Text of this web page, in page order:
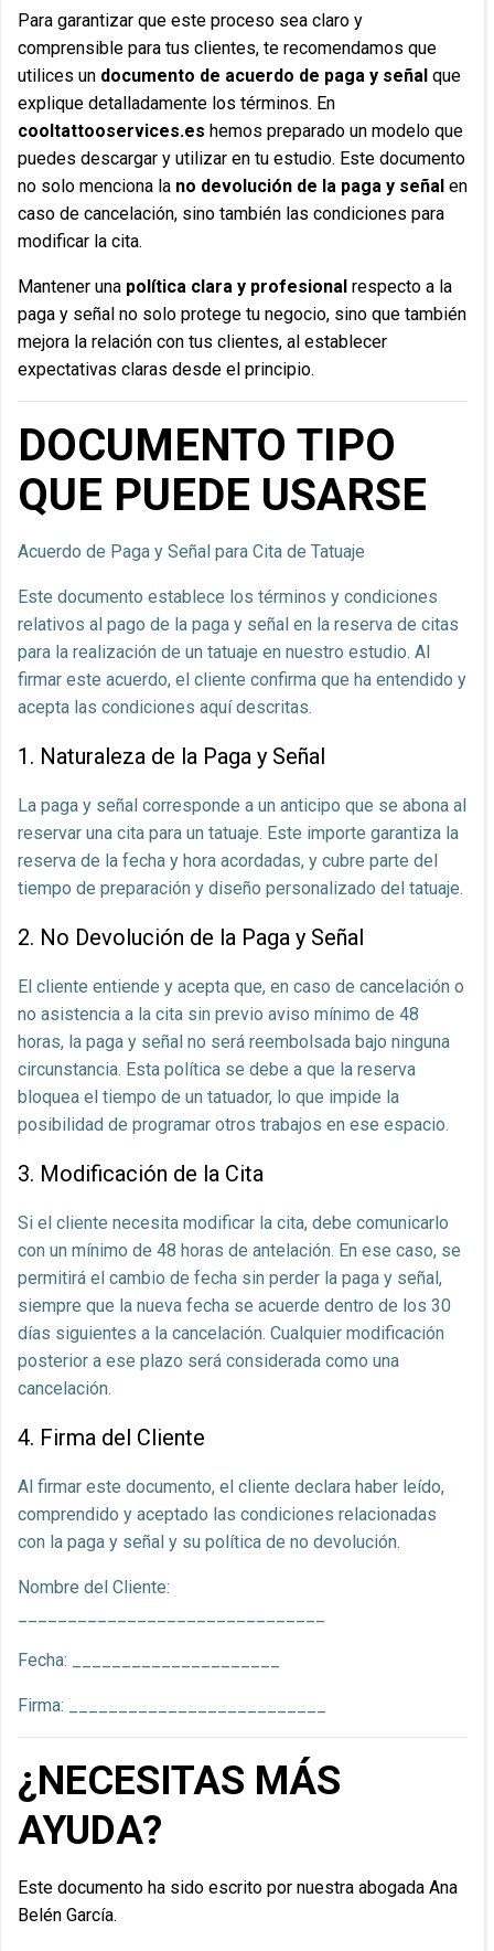
Para garantizar que este proceso sea claro y
comprensible para tus clientes, te recomendamos que
utilices un documento de acuerdo de paga y señal que
explique detalladamente los términos. En
cooltattooservices.es hemos preparado un modelo que
puedes descargar y utilizar en tu estudio. Este documento
no solo menciona la no devolución de la paga y señal en
caso de cancelación, sino también las condiciones para
modificar la cita.
Mantener una política clara y profesional respecto a la
paga y señal no solo protege tu negocio, sino que también
mejora la relación con tus clientes, al establecer
expectativas claras desde el principio.
DOCUMENTO TIPO
QUE PUEDE USARSE
Acuerdo de Paga y Señal para Cita de Tatuaje
Este documento establece los términos y condiciones
relativos al pago de la paga y señal en la reserva de citas
para la realización de un tatuaje en nuestro estudio. Al
firmar este acuerdo, el cliente confirma que ha entendido y
acepta las condiciones aquí descritas.
1. Naturaleza de la Paga y Señal
La paga y señal corresponde a un anticipo que se abona al
reservar una cita para un tatuaje. Este importe garantiza la
reserva de la fecha y hora acordadas, y cubre parte del
tiempo de preparación y diseño personalizado del tatuaje.
2. No Devolución de la Paga y Señal
El cliente entiende y acepta que, en caso de cancelación o
no asistencia a la cita sin previo aviso mínimo de 48
horas, la paga y señal no será reembolsada bajo ninguna
circunstancia. Esta política se debe a que la reserva
bloquea el tiempo de un tatuador, lo que impide la
posibilidad de programar otros trabajos en ese espacio.
3. Modificación de la Cita
Si el cliente necesita modificar la cita, debe comunicarlo
con un mínimo de 48 horas de antelación. En ese caso, se
permitirá el cambio de fecha sin perder la paga y señal,
siempre que la nueva fecha se acuerde dentro de los 30
días siguientes a la cancelación. Cualquier modificación
posterior a ese plazo será considerada como una
cancelación.
4. Firma del Cliente
Al firmar este documento, el cliente declara haber leído,
comprendido y aceptado las condiciones relacionadas
con la paga y señal y su política de no devolución.
Nombre del Cliente:
Fecha: _____________________
Firma: __________________________
¿NECESITAS MÁS
AYUDA?
Este documento ha sido escrito por nuestra abogada Ana
Belén García.